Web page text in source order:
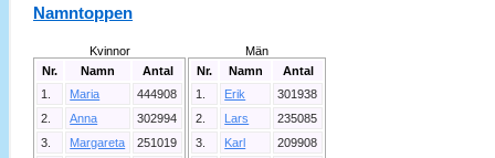
Namntoppen
Kvinnor
Nr.
Namn
Antal
1.
Maria
444908
2.
Anna
302994
3.
Margareta
251019
Män
Nr.
Namn
Antal
1.
Erik
301938
2.
Lars
235085
3.
Karl
209908